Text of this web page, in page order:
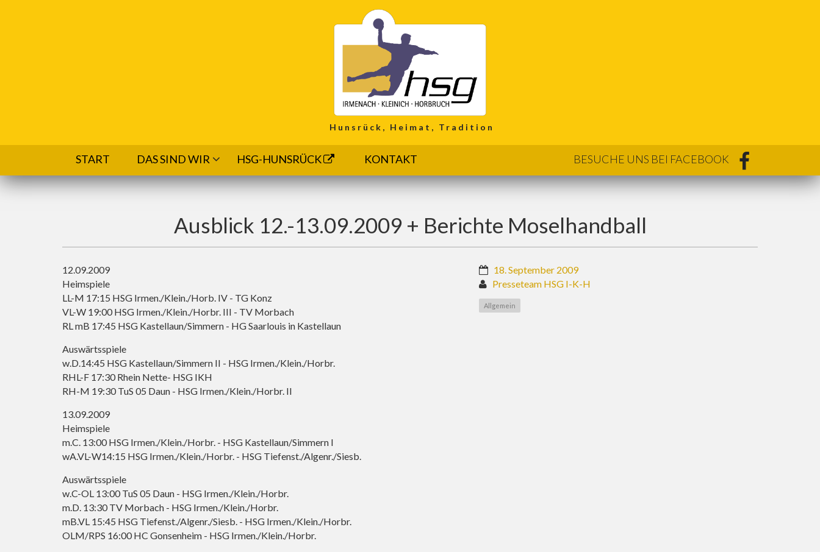
Hunsrück, Heimat, Tradition
START DAS SIND WIR HSG-HUNSRÜCK KONTAKT BESUCHE UNS BEI FACEBOOK
Ausblick 12.-13.09.2009 + Berichte Moselhandball
12.09.2009
Heimspiele
LL-M 17:15 HSG Irmen./Klein./Horb. IV - TG Konz
VL-W 19:00 HSG Irmen./Klein./Horbr. III - TV Morbach
RL mB 17:45 HSG Kastellaun/Simmern - HG Saarlouis in Kastellaun
Auswärtsspiele
w.D.14:45 HSG Kastellaun/Simmern II - HSG Irmen./Klein./Horbr.
RHL-F 17:30 Rhein Nette- HSG IKH
RH-M 19:30 TuS 05 Daun - HSG Irmen./Klein./Horbr. II
13.09.2009
Heimspiele
m.C. 13:00 HSG Irmen./Klein./Horbr. - HSG Kastellaun/Simmern I
wA.VL-W14:15 HSG Irmen./Klein./Horbr. - HSG Tiefenst./Algenr./Siesb.
Auswärtsspiele
w.C-OL 13:00 TuS 05 Daun - HSG Irmen./Klein./Horbr.
m.D. 13:30 TV Morbach - HSG Irmen./Klein./Horbr.
mB.VL 15:45 HSG Tiefenst./Algenr./Siesb. - HSG Irmen./Klein./Horbr.
OLM/RPS 16:00 HC Gonsenheim - HSG Irmen./Klein./Horbr.
18. September 2009
Presseteam HSG I-K-H
Allgemein